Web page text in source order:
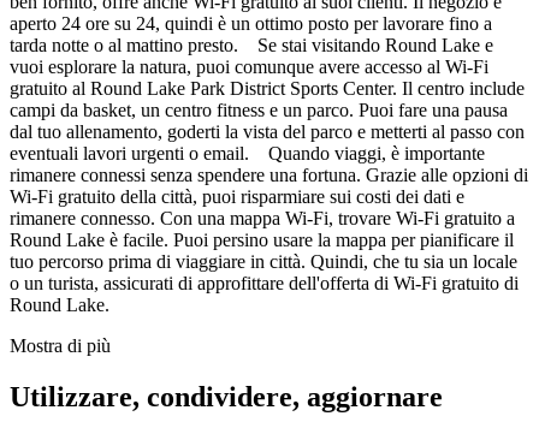
aperto 24 ore su 24, quindi è un ottimo posto per lavorare fino a
tarda notte o al mattino presto. Se stai visitando Round Lake e
vuoi esplorare la natura, puoi comunque avere accesso al Wi-Fi
gratuito al Round Lake Park District Sports Center. Il centro include
campi da basket, un centro fitness e un parco. Puoi fare una pausa
dal tuo allenamento, goderti la vista del parco e metterti al passo con
eventuali lavori urgenti o email. Quando viaggi, è importante
rimanere connessi senza spendere una fortuna. Grazie alle opzioni di
Wi-Fi gratuito della città, puoi risparmiare sui costi dei dati e
rimanere connesso. Con una mappa Wi-Fi, trovare Wi-Fi gratuito a
Round Lake è facile. Puoi persino usare la mappa per pianificare il
tuo percorso prima di viaggiare in città. Quindi, che tu sia un locale
o un turista, assicurati di approfittare dell'offerta di Wi-Fi gratuito di
Round Lake.
Mostra di più
Utilizzare, condividere, aggiornare